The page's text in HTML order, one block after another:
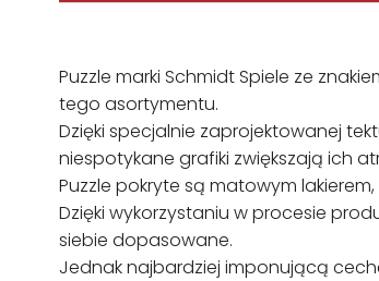
Puzzle marki Schmidt Spiele ze
tego asortymentu.
Dzięki specjalnie zaprojektowanej
niespotykane grafiki zwiększają ich
Puzzle pokryte są matowym
Dzięki wykorzystaniu w procesie
siebie dopasowane.
Jednak najbardziej imponującą